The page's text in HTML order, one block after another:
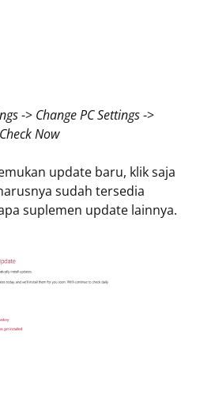
-> Change PC Settings->
Check Now
update baru, klik saja
sudah tersedia
suplemen update lainnya.